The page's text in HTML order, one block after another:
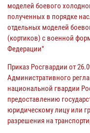
моделей боевого
полученных в порядке
отдельных моделей
(кортиков) с военной
Федерации"
Приказ Росгвардии от
Административного
национальной гвардии
предоставлению
юридическому лицу или
разрешения на